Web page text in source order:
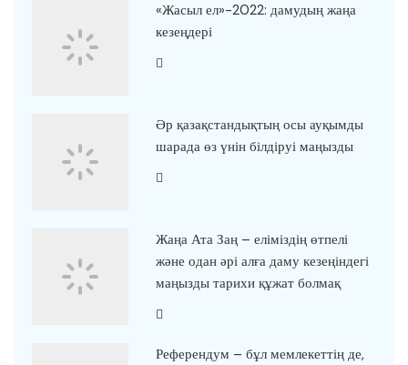
«Жасыл ел»-2022: дамудың жаңа
кезеңдері
Әр қазақстандықтың осы ауқымды
шарада өз үнін білдіруі маңызды
Жаңа Ата Заң – еліміздің өтпелі
және одан әрі алға даму кезеңіндегі
маңызды тарихи құжат болмақ
Референдум – бұл мемлекеттің де,